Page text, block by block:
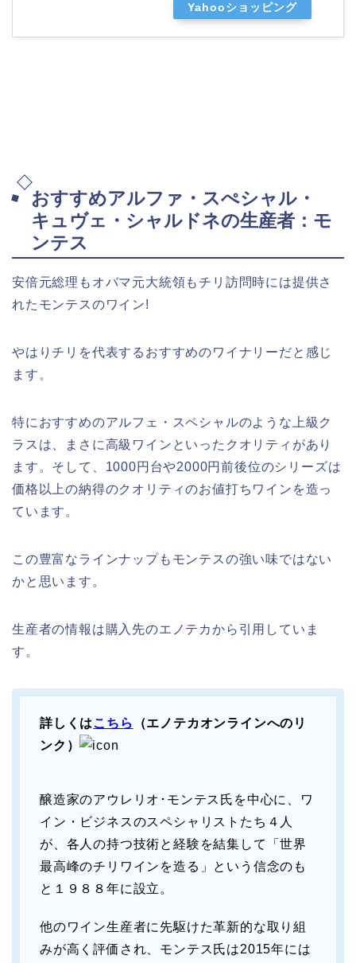
Yahooショッピング
おすすめアルファ・スぺシャル・
キュヴェ・シャルドネの生産者：モ
ンテス
安倍元総理もオバマ元大統領もチリ訪問時には提供さ
れたモンテスのワイン!
やはりチリを代表するおすすめのワイナリーだと感じ
ます。
特におすすめのアルフェ・スペシャルのような上級ク
ラスは、まさに高級ワインといったクオリティがあり
ます。そして、1000円台や2000円前後位のシリーズは
価格以上の納得のクオリティのお値打ちワインを造っ
ています。
この豊富なラインナップもモンテスの強い味ではない
かと思います。
生産者の情報は購入先のエノテカから引用していま
す。
詳しくはこちら
（エノテカオンラインへのリ
ンク）
醸造家のアウレリオ･モンテス氏を中心に、ワ
イン・ビジネスのスペシャリストたち４人
が、各人の持つ技術と経験を結集して「世界
最高峰のチリワインを造る」という信念のも
と１９８８年に設立。
他のワイン生産者に先駆けた革新的な取り組
みが高く評価され、モンテス氏は2015年には